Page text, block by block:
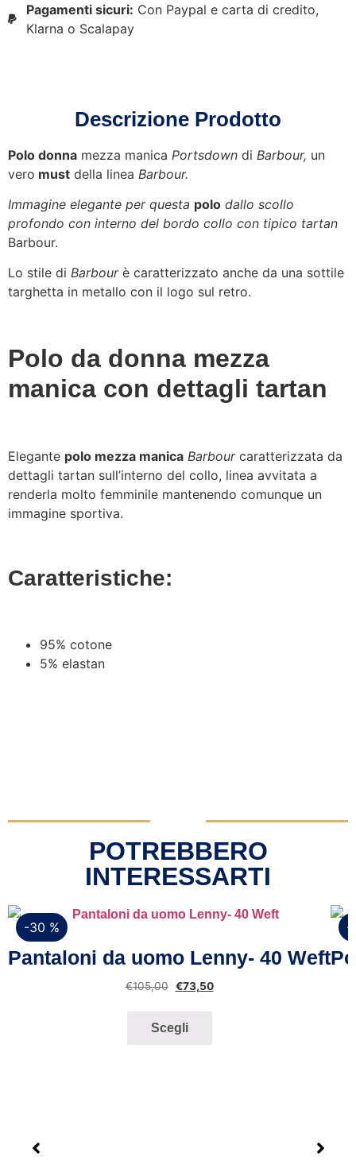
Pagamenti sicuri: Con Paypal e carta di credito,
Klarna o Scalapay
Descrizione Prodotto
Polo donna mezza manica Portsdown di Barbour, un
vero must della linea Barbour.
Immagine elegante per questa polo dallo scollo
profondo con interno del bordo collo con tipico tartan
Barbour.
Lo stile di Barbourè caratterizzato anche da una sottile
targhetta in metallo con il logo sul retro.
Polo da donna mezza
manica con dettagli tartan
Elegante polo mezza manica Barbourcaratterizzata da
dettagli tartan sull’interno del collo, linea avvitata a
renderla molto femminile mantenendo comunque un
immagine sportiva.
Caratteristiche:
95% cotone
5% elastan
POTREBBERO
INTERESSARTI
-30 %
Pantaloni da uomo Lenny- 40 Weft
€105,00 €73,50
Scegli
-